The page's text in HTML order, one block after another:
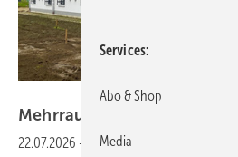
Mehrraumlüftung mit
22.07.2026 -
In einer barrierefreien
Services
Abo & Shop
Media